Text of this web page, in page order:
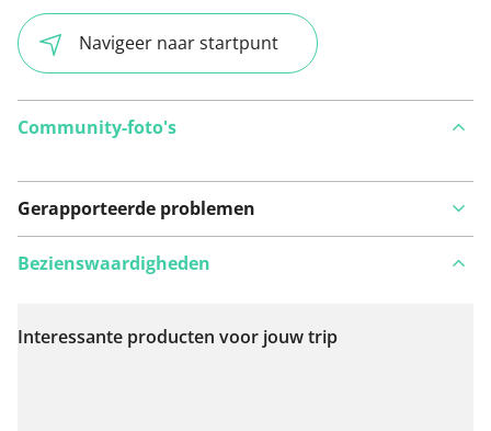
Navigeer naar startpunt
Community-foto's
Gerapporteerde problemen
Bekijk op kaart
Bezienswaardigheden
Interessante producten voor jouw trip